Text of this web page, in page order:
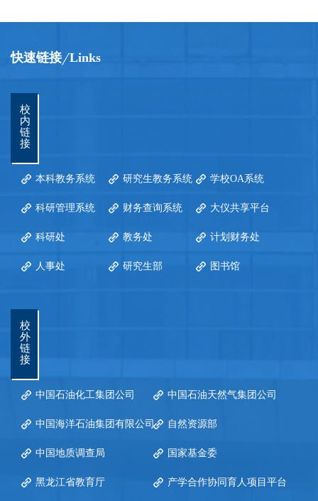
快速链接 Links
校
内
链
接
本科教务系统 研究生教务系统 学校OA系统
科研管理系统 财务查询系统 大仪共享平台
科研处 教务处 计划财务处
人事处 研究生部 图书馆
校
外
链
接
中国石油化工集团公司 中国石油天然气集团公司
中国海洋石油集团有限公司 自然资源部
中国地质调查局 国家基金委
黑龙江省教育厅 产学合作协同育人项目平台